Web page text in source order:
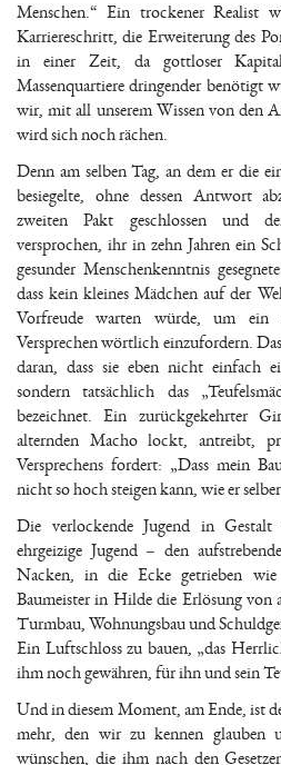
Menschen.“ Ein trockener Realist
Karriereschritt, die Erweiterung des
in einer Zeit, da gottloser
Massenquartiere dringender benötigt
wir, mit all unserem Wissen von den
wird sich noch rächen.
Denn am selben Tag, an dem er die
besiegelte, ohne dessen Antwort
zweiten Pakt geschlossen und
versprochen, ihr in zehn Jahren ein
gesunder Menschenkenntnis
dass kein kleines Mädchen auf der
Vorfreude warten würde, um ein
Versprechen wörtlich einzufordern.
daran, dass sie eben nicht einfach
sondern tatsächlich das
bezeichnet. Ein zurückgekehrter
alternden Macho lockt, antreibt,
Versprechens fordert: „Dass mein
nicht so hoch steigen kann, wie er
Die verlockende Jugend in
ehrgeizige Jugend – den
Nacken, in die Ecke getrieben
Baumeister in Hilde die Erlösung von
Turmbau, Wohnungsbau und
Ein Luftschloss zu bauen, „das
ihm noch gewähren, für ihn und sein
Und in diesem Moment, am Ende, ist
mehr, den wir zu kennen glauben
wünschen, die ihm nach den